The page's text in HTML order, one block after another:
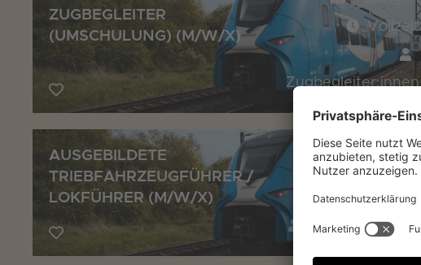
ZUGBEGLEITER
(UMSCHULUNG) (M/W/X)
Vollzeit
Zugbegleiter:innen
AUSGEBILDETE
TRIEBFAHRZEUGFÜHRER /
LOKFÜHRER (M/W/X)
Tübingen
Vollzeit
Lokführer:innen